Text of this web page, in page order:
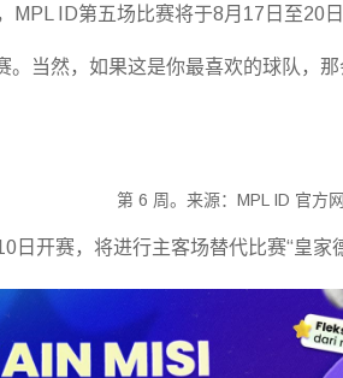
MPL ID第五场比赛将于8月17日至20日
。当然，如果这是你最喜欢的球队，那
第 6 周。来源：MPL ID 官方
日开赛，将进行主客场替代比赛“皇家